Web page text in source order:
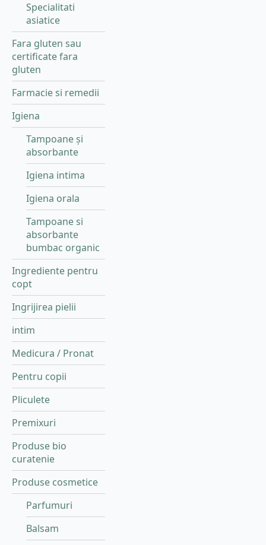
Specialitati
asiatice
Fara gluten sau
certificate fara
gluten
Farmacie si remedii
Igiena
Tampoane și
absorbante
Igiena intima
Igiena orala
Tampoane si
absorbante
bumbac organic
Ingrediente pentru
copt
Ingrijirea pielii
intim
Medicura / Pronat
Pentru copii
Pliculete
Premixuri
Produse bio
curatenie
Produse cosmetice
Parfumuri
Balsam